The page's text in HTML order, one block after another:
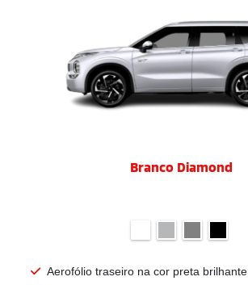
Branco Diamond
Aerofólio traseiro na cor preta brilhante